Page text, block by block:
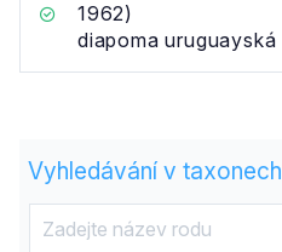
1962)
diapoma uruguayská
Vyhledávání v taxonech